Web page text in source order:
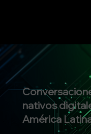
nativos
América